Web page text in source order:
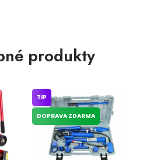
produkty
TIP
DOPRAVA ZDARMA